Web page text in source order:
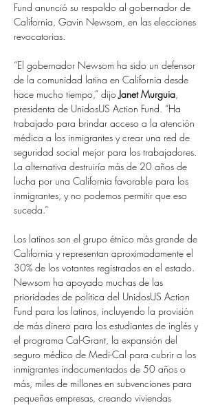
Fund anunció su respaldo al gobernador de
California, Gavin Newsom, en las elecciones
revocatorias.
“El gobernador Newsom ha sido un defensor
de la comunidad latina en California desde
hace mucho tiempo,” dijo Janet Murguia,
presidenta de UnidosUS Action Fund. “Ha
trabajado para brindar acceso a la atención
médica a los inmigrantes y crear una red de
seguridad social mejor para los trabajadores.
La alternativa destruiría más de 20 años de
lucha por una California favorable para los
inmigrantes, y no podemos permitir que eso
suceda.”
Los latinos son el grupo étnico más grande de
California y representan aproximadamente el
30% de los votantes registrados en el estado.
Newsom ha apoyado muchas de las
prioridades de política del UnidosUS Action
Fund para los latinos, incluyendo la provisión
de más dinero para los estudiantes de inglés y
el programa Cal-Grant, la expansión del
seguro médico de Medi-Cal para cubrir a los
inmigrantes indocumentados de 50 años o
más, miles de millones en subvenciones para
pequeñas empresas, creando viviendas